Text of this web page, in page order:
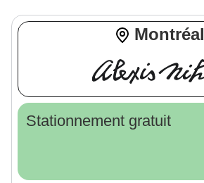
Montréal
Stationnement gratuit